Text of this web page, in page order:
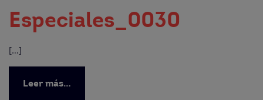
Especiales_0030
[…]
Leer más…